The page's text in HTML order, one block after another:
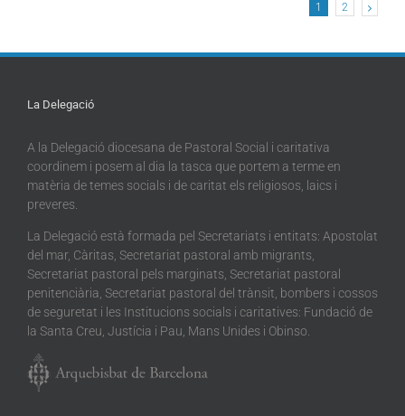
1 2
La Delegació
A la Delegació diocesana de Pastoral Social i caritativa
coordinem i posem al dia la tasca que portem a terme en
matèria de temes socials i de caritat els religiosos, laics i
preveres.
La Delegació està formada pel Secretariats i entitats: Apostolat
del mar, Càritas, Secretariat pastoral amb migrants,
Secretariat pastoral pels marginats, Secretariat pastoral
penitenciària, Secretariat pastoral del trànsit, bombers i cossos
de seguretat i les Institucions socials i caritatives: Fundació de
la Santa Creu, Justícia i Pau, Mans Unides i Obinso.